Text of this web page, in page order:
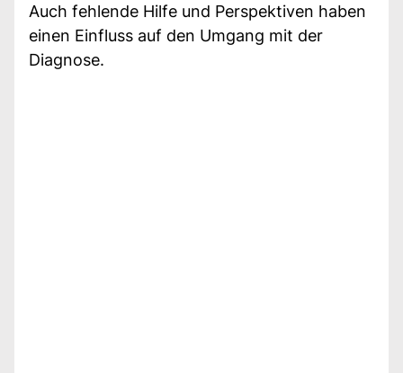
Auch fehlende Hilfe und Perspektiven haben
einen Einfluss auf den Umgang mit der
Diagnose.